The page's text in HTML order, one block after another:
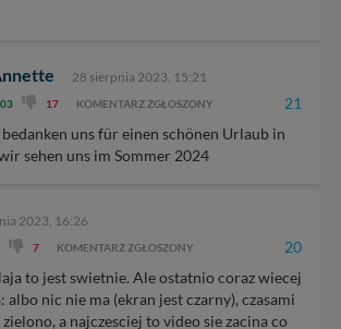
28 sierpnia 2023, 15:21
17 KOMENTARZ ZGŁOSZONY 21
uns für einen schönen Urlaub in
sehen uns im Sommer 2024
2023, 16:26
7 KOMENTARZ ZGŁOSZONY 20
to jest swietnie. Ale ostatnio coraz wiecej
albo nic nie ma (ekran jest czarny), czasami
a najczesciej to video sie zacina co